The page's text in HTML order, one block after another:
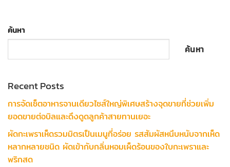
ค้นหา
ค้นหา
Recent Posts
การจัดเซ็ตอาหารจานเดียวไซส์ใหญ่พิเศษสร้างจุดขายที่ช่วยเพิ่ม
ยอดขายต่อบิลและดึงดูดลูกค้าสายทานเยอะ
ผัดกะเพราเห็ดรวมมิตรเป็นเมนูที่อร่อย รสสัมผัสหนึบหนับจากเห็ด
หลากหลายชนิด ผัดเข้ากับกลิ่นหอมเผ็ดร้อนของใบกะเพราและ
พริกสด